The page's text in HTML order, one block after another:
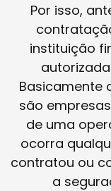
Por isso,
instituição
Basicamente
são
de uma
ocorra
contratou ou
a